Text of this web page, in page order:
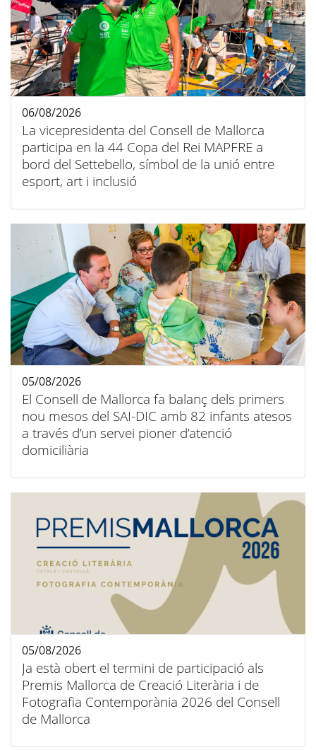
La vicepresidenta del Consell de Mallorca
participa en la 44 Copa del Rei MAPFRE a
bord del Settebello, símbol de la unió entre
esport, art i inclusió
06/08/2026
El Consell de Mallorca fa balanç dels primers
nou mesos del SAI-DIC amb 82 infants atesos
a través d’un servei pioner d’atenció
domiciliària
05/08/2026
Ja està obert el termini de participació als
Premis Mallorca de Creació Literària i de
Fotografia Contemporània 2026 del Consell
de Mallorca
05/08/2026